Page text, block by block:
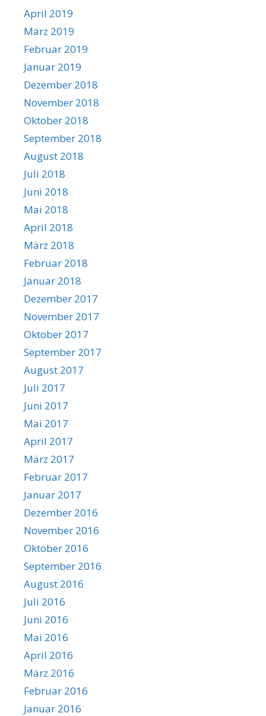
April 2019
März 2019
Februar 2019
Januar 2019
Dezember 2018
November 2018
Oktober 2018
September 2018
August 2018
Juli 2018
Juni 2018
Mai 2018
April 2018
März 2018
Februar 2018
Januar 2018
Dezember 2017
November 2017
Oktober 2017
September 2017
August 2017
Juli 2017
Juni 2017
Mai 2017
April 2017
März 2017
Februar 2017
Januar 2017
Dezember 2016
November 2016
Oktober 2016
September 2016
August 2016
Juli 2016
Juni 2016
Mai 2016
April 2016
März 2016
Februar 2016
Januar 2016